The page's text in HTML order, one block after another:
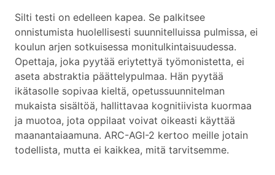
Silti testi on edelleen kapea. Se palkitsee
onnistumista huolellisesti suunnitelluissa pulmissa, ei
koulun arjen sotkuisessa monitulkintaisuudessa.
Opettaja, joka pyytää eriytettyä työmonistetta, ei
aseta abstraktia päättelypulmaa. Hän pyytää
ikätasolle sopivaa kieltä, opetussuunnitelman
mukaista sisältöä, hallittavaa kognitiivista kuormaa
ja muotoa, jota oppilaat voivat oikeasti käyttää
maanantaiaamuna. ARC-AGI-2 kertoo meille jotain
todellista, mutta ei kaikkea, mitä tarvitsemme.